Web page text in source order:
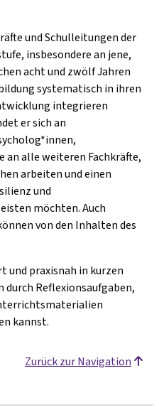
und Schulleitungen der
insbesondere an jene,
acht und zwölf Jahren
systematisch in ihren
integrieren
er sich an
an alle weiteren Fachkräfte,
arbeiten und einen
und
möchten. Auch
von den Inhalten des
und praxisnah in kurzen
durch Reflexionsaufgaben,
kannst.
Zurück zur Navigation